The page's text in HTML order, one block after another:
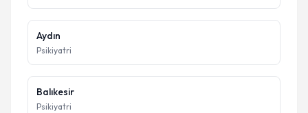
Aydın
Psikiyatri
Balıkesir
Psikiyatri